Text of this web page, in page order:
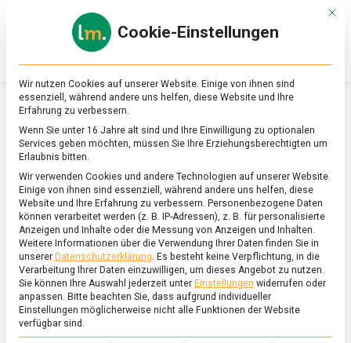
Online-
Magazin
zu
&
Ernährung
SCHLAGWORT:SYSTEMGASTRONOMIE
Mit
Cookie-Einstellungen
Wir nutzen Cookies auf unserer Website. Einige von ihnen sind
essenziell, während andere uns helfen, diese Website und Ihre
Erfahrung zu verbessern.
Wenn Sie unter 16 Jahre alt sind und Ihre Einwilligung zu optionalen
Services geben möchten, müssen Sie Ihre Erziehungsberechtigten um
Erlaubnis bitten.
Wir verwenden Cookies und andere Technologien auf unserer Website.
Einige von ihnen sind essenziell, während andere uns helfen, diese
Website und Ihre Erfahrung zu verbessern. Personenbezogene Daten
können verarbeitet werden (z. B. IP-Adressen), z. B. für personalisierte
Anzeigen und Inhalte oder die Messung von Anzeigen und Inhalten.
Weitere Informationen über die Verwendung Ihrer Daten finden Sie in
unserer Datenschutzerklärung. Es besteht keine Verpflichtung, in die
Verarbeitung Ihrer Daten einzuwilligen, um dieses Angebot zu nutzen.
Sie können Ihre Auswahl jederzeit unter Einstellungen widerrufen oder
anpassen. Bitte beachten Sie, dass aufgrund individueller
Einstellungen möglicherweise nicht alle Funktionen der Website
verfügbar sind.